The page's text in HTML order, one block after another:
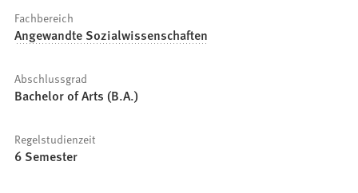
Fachbereich
Angewandte Sozialwissenschaften
Abschlussgrad
Bachelor of Arts (B.A.)
Regelstudienzeit
6 Semester